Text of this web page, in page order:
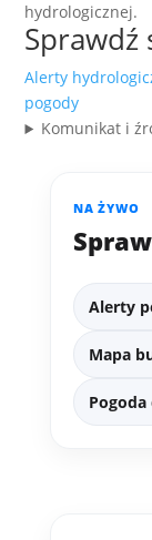
hydrologicznej.
Sprawdź
Alerty
pogody
Komunikat i
NA ŻYWO
Alerty
Mapa